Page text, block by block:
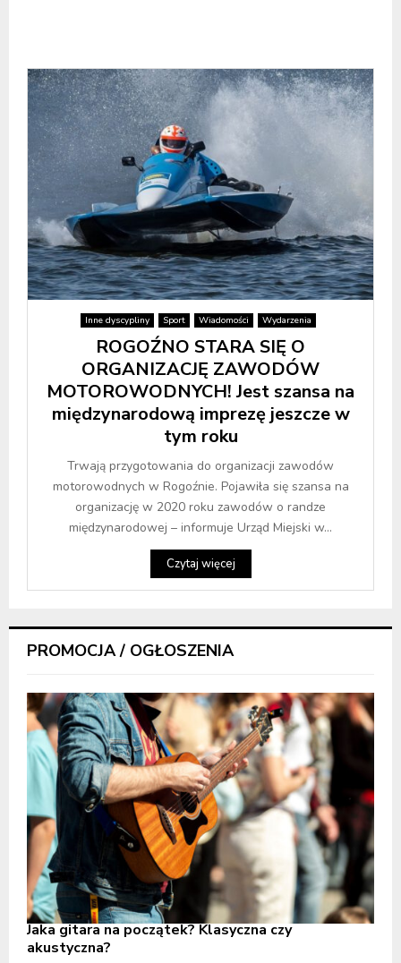
Inne dyscypliny Sport Wiadomości Wydarzenia
ROGOŹNO STARA SIĘ O
ORGANIZACJĘ ZAWODÓW
MOTOROWODNYCH! Jest szansa na
międzynarodową imprezę jeszcze w
tym roku
Trwają przygotowania do organizacji zawodów
motorowodnych w Rogoźnie. Pojawiła się szansa na
organizację w 2020 roku zawodów o randze
międzynarodowej – informuje Urząd Miejski w...
Czytaj więcej
PROMOCJA / OGŁOSZENIA
Jaka gitara na początek? Klasyczna czy
akustyczna?